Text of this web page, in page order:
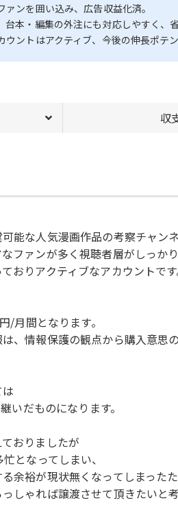
ンを囲い込み、広告収益化済。
本・編集の外注にも対応しやすく、
ントはアクティブ、今後の伸長ポテ
収
能な人気漫画作品の考察チャンネ
ファンが多く視聴者層がしっか
おりアクティブなアカウントです
/月間となります。
、情報保護の観点から購入意思
いだものになります。
おりましたが
となってしまい、
余裕が現状無くなってしまった
しゃれば譲渡させて頂きたいと考